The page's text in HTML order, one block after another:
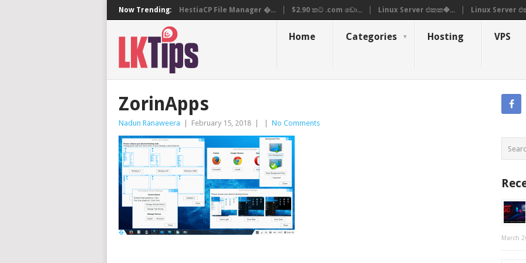
Now Trending: HestiaCP File Manager �... $2.90 කට .com ඩො... Linux Server එකක�... Linux Server
Home Categories Hosting VPS
ZorinApps
Nadun Ranaweera February 15, 2018 No Comments
March